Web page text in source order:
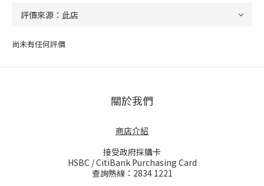
尚未有任何評價
關於我們
商店介紹
接受政府採購卡
HSBC / CitiBank Purchasing Card
查詢熱線：2834 1221